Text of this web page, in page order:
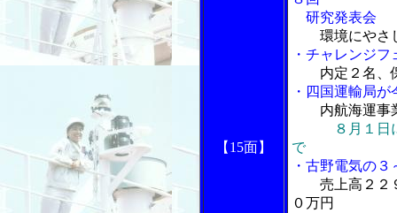
【15面】
研究発表会
環境にやさ
・チャレンジ
内定２名、
・四国運輸局
内航海運事
８月１日
で
・古野電気の
売上高２２
０万円